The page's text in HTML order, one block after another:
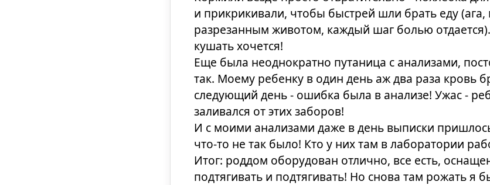
и прикрикивали, чтобы быстрей шли брать еду
разрезанным животом, каждый шаг болью
кушать хочется!
Еще была неоднократно путаница с анализами,
так. Моему ребенку в один день аж два раза кровь
следующий день - ошибка была в анализе! Ужас -
заливался от этих заборов!
И с моими анализами даже в день выписки
что-то не так было! Кто у них там в лаборатории
Итог: роддом оборудован отлично, все есть,
подтягивать и подтягивать! Но снова там рожать я